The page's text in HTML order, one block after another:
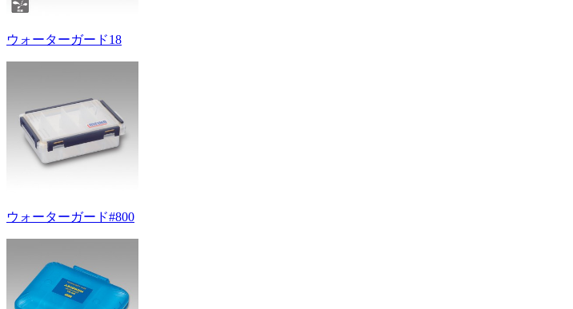
ウォーターガード18
ウォーターガード#800